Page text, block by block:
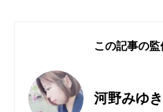
この記事の
河野みゆき